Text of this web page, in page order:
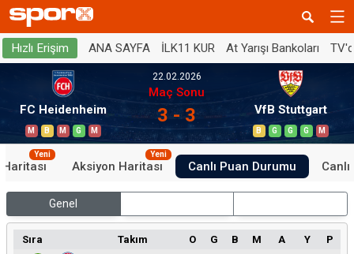
Hızlı Erişim ANA SAYFA İLK11 KUR At Yarışı Bankoları
FC Heidenheim
M B M G M
22.02.2026
Maç Sonu
3 - 3 VfB Stuttgart
B G G G M
Haritası
Yeni
Aksiyon Haritası
Yeni
Canlı Puan Durumu
Genel
Sıra Takım O G B M A Y
P